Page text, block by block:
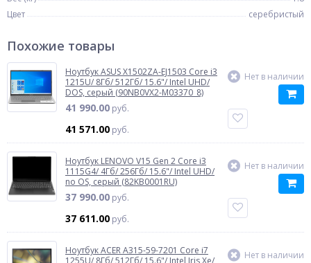
Цвет
серебристый
Похожие товары
Ноутбук ASUS X1502ZA-EJ1503 Core i3
1215U/ 8Гб/ 512Гб/ 15.6"/ Intel UHD/
DOS, серый (90NB0VX2-M03370_8)
41 990.00 руб.
41 571.00 руб.
Нет в наличии
Ноутбук LENOVO V15 Gen 2 Core i3
1115G4/ 4Гб/ 256Гб/ 15.6"/ Intel UHD/
no OS, серый (82KB0001RU)
37 990.00 руб.
37 611.00 руб.
Нет в наличии
Ноутбук ACER A315-59-7201 Core i7
1255U/ 8Гб/ 512Гб/ 15.6"/ Intel Iris Xe/
Нет в наличии